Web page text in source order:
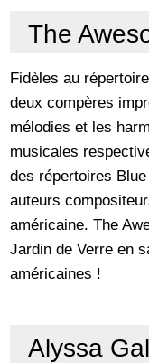
The
Fidèles au
deux compères
mélodies et les
musicales
des répertoires
auteurs
américaine. The
Jardin de Verre en
américaines !
Alyssa